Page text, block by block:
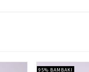
95% ΒΑΜΒΑΚΙ